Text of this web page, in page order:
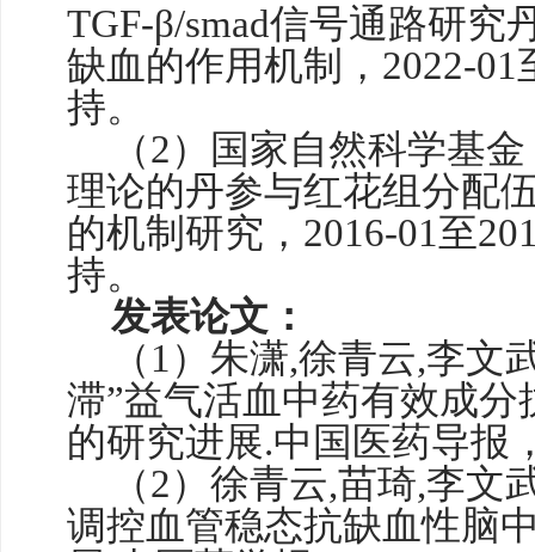
TGF-β/smad信号通路研究
缺血的作用机制
， 2022-01
持。
（2）
国家自然科学基
理论的丹参与红花组分配
的机制研究， 2016-01至
持。
发表论文：
（ 1）朱潇,徐青云,李文
滞”益气活血中药有效成
的研究进展.中国医药导报
（2）徐青云,苗琦,李文
调控血管稳态抗缺血性脑